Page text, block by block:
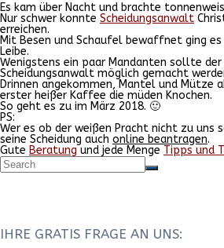
Es kam über Nacht und brachte
Nur schwer konnte Scheidungsanwalt
erreichen.
Mit Besen und Schaufel bewaffnet ging es
Leibe.
Wenigstens ein paar Mandanten sollte der
Scheidungsanwalt möglich gemacht
Drinnen angekommen, Mantel und Mütze
erster heißer Kaffee die müden Knochen.
So geht es zu im März 2018. 🙂
PS:
Wer es ob der weißen Pracht nicht zu uns
seine Scheidung auch online beantragen.
Gute Beratung und jede Menge Tipps und
IHRE GRATIS FRAGE AN UNS: